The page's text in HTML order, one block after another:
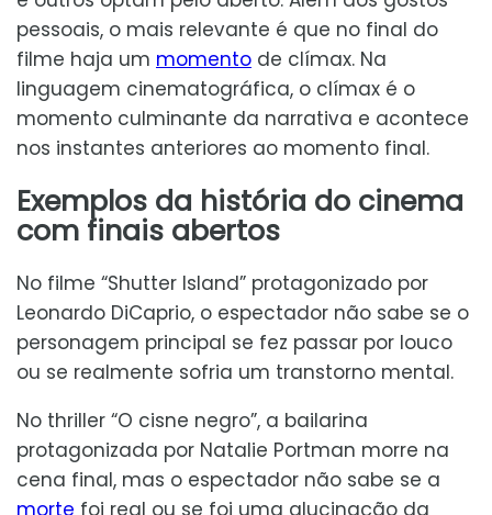
pessoais, o mais relevante é que no final do
filme haja um momento de clímax. Na
linguagem cinematográfica, o clímax é o
momento culminante da narrativa e acontece
nos instantes anteriores ao momento final.
Exemplos da história do cinema
com finais abertos
No filme “Shutter Island” protagonizado por
Leonardo DiCaprio, o espectador não sabe se o
personagem principal se fez passar por louco
ou se realmente sofria um transtorno mental.
No thriller “O cisne negro”, a bailarina
protagonizada por Natalie Portman morre na
cena final, mas o espectador não sabe se a